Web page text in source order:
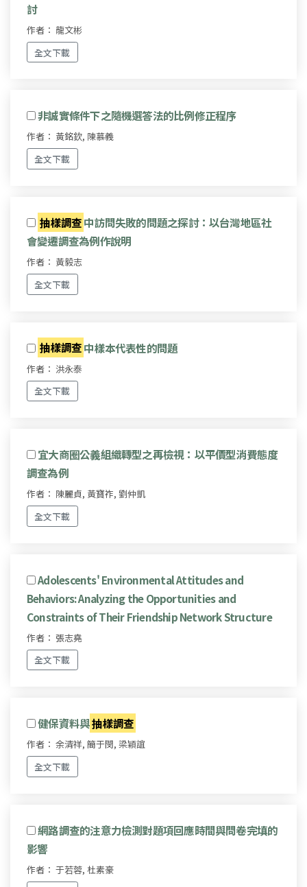
討
作者： 龍文彬
全文下載
非誠實條件下之隨機選答法的比例修正程序
作者： 黃銘欽, 陳慕義
全文下載
抽樣調查中訪問失敗的問題之探討：以台灣地區社
會變遷調查為例作說明
作者： 黃毅志
全文下載
抽樣調查中樣本代表性的問題
作者： 洪永泰
全文下載
宜大商圈公義組織轉型之再檢視：以平價型消費態度
調查為例
作者： 陳麗貞, 黃寶祚, 劉仲凱
全文下載
Adolescents' Environmental Attitudes and
Behaviors: Analyzing the Opportunities and
Constraints of Their Friendship Network Structure
作者： 張志堯
全文下載
健保資料與抽樣調查
作者： 余清祥, 簡于閔, 梁穎誼
全文下載
網路調查的注意力檢測對題項回應時間與問卷完填的
影響
作者： 于若蓉, 杜素豪